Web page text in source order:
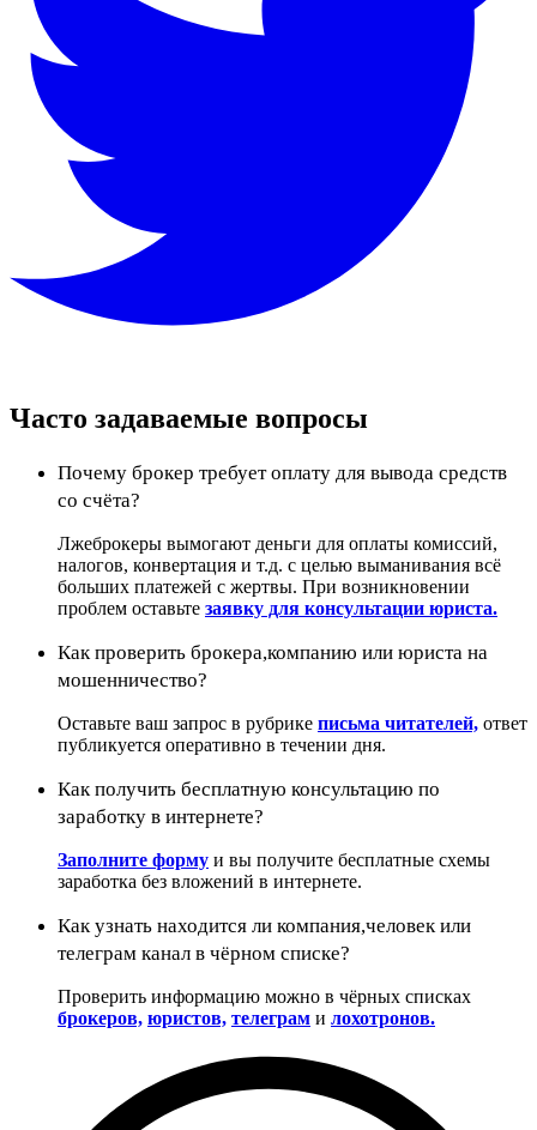
Часто задаваемые вопросы
Почему брокер требует оплату для вывода средств
со счёта?
Лжеброкеры вымогают деньги для оплаты комиссий,
налогов, конвертация и т.д. с целью выманивания всё
больших платежей с жертвы. При возникновении
проблем оставьте заявку для консультации юриста.
Как проверить брокера,компанию или юриста на
мошенничество?
Оставьте ваш запрос в рубрике письма читателей, ответ
публикуется оперативно в течении дня.
Как получить бесплатную консультацию по
заработку в интернете?
Заполните форму и вы получите бесплатные схемы
заработка без вложений в интернете.
Как узнать находится ли компания,человек или
телеграм канал в чёрном списке?
Проверить информацию можно в чёрных списках
брокеров, юристов, телеграм и лохотронов.